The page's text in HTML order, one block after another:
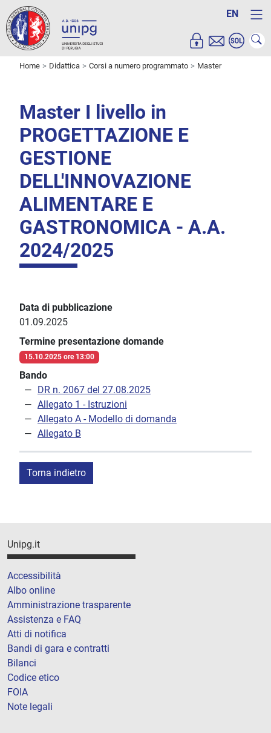
EN
Home Didattica Corsi a numero programmato Master
Master I livello in
PROGETTAZIONE E
GESTIONE
DELL'INNOVAZIONE
ALIMENTARE E
GASTRONOMICA - A.A.
2024/2025
Data di pubblicazione
01.09.2025
Termine presentazione domande
15.10.2025 ore 13:00
Bando
DR n. 2067 del 27.08.2025
Allegato 1 - Istruzioni
Allegato A - Modello di domanda
Allegato B
Torna indietro
Unipg.it
Accessibilità
Albo online
Amministrazione trasparente
Assistenza e FAQ
Atti di notifica
Bandi di gara e contratti
Bilanci
Codice etico
FOIA
Note legali